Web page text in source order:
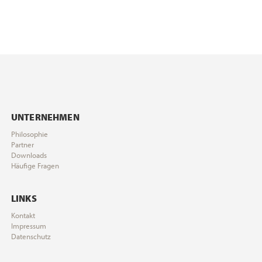
UNTERNEHMEN
Philosophie
Partner
Downloads
Häufige Fragen
LINKS
Kontakt
Impressum
Datenschutz